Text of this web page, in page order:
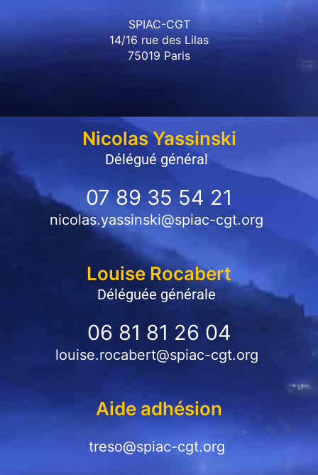
SPIAC-CGT
14/16 rue des Lilas
75019 Paris
Nicolas Yassinski
Délégué général​
07 89 35 54 21
nicolas.yassinski@spiac-cgt.org
Louise Rocabert
Déléguée générale
06 81 81 26 04
louise.rocabert@spiac-cgt.org
Aide adhésion
treso@spiac-cgt.org